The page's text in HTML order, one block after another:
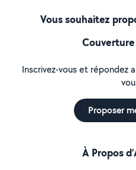
Vous souhaitez
Inscrivez-vous et répondez
Proposer
À Propos